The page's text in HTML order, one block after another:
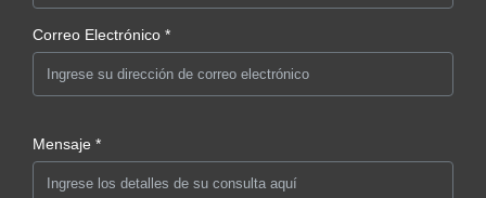
Correo Electrónico *
Mensaje *